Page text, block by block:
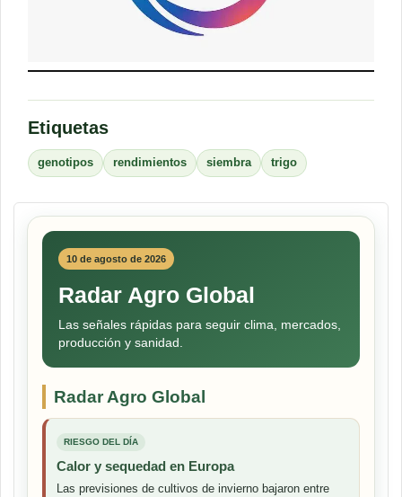
Etiquetas
genotipos rendimientos siembra trigo
10 de agosto de 2026
Radar Agro Global
Las señales rápidas para seguir clima, mercados,
producción y sanidad.
Radar Agro Global
RIESGO DEL DÍA
Calor y sequedad en Europa
Las previsiones de cultivos de invierno bajaron entre